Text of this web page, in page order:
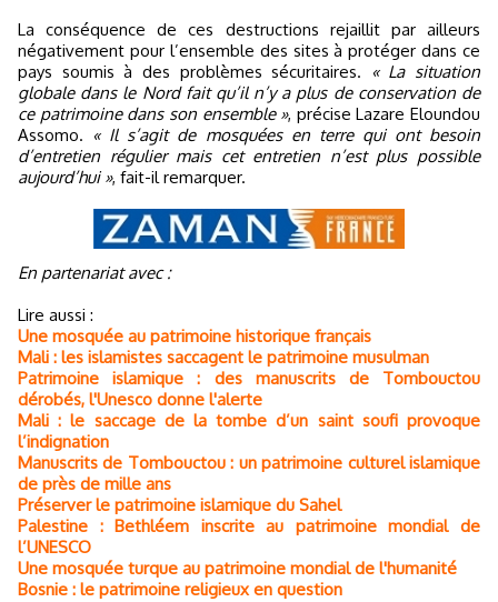
La conséquence de ces destructions rejaillit par ailleurs
négativement pour l’ensemble des sites à protéger dans ce
pays soumis à des problèmes sécuritaires.
« La situation
globale dans le Nord fait qu’il n’y a plus de conservation de
ce patrimoine dans son ensemble », précise Lazare Eloundou
Assomo. « Il s’agit de mosquées en terre qui ont besoin
d’entretien régulier mais cet entretien n’est plus possible
aujourd’hui », fait-il remarquer.
En partenariat avec :
Lire aussi :
Une mosquée au patrimoine historique français
Mali : les islamistes saccagent le patrimoine musulman
Patrimoine islamique : des manuscrits de Tombouctou
dérobés, l'Unesco donne l'alerte
Mali : le saccage de la tombe d’un saint soufi provoque
l’indignation
Manuscrits de Tombouctou : un patrimoine culturel islamique
de près de mille ans
Préserver le patrimoine islamique du Sahel
Palestine : Bethléem inscrite au patrimoine mondial de
l’UNESCO
Une mosquée turque au patrimoine mondial de l'humanité
Bosnie : le patrimoine religieux en question